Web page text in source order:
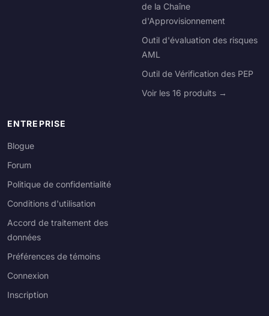
de la Chaîne
d'Approvisionnement
Outil d'évaluation des risques
AML
Outil de Vérification des PEP
Voir les 16 produits →
ENTREPRISE
Blogue
Forum
Politique de confidentialité
Conditions d'utilisation
Accord de traitement des
données
Préférences de témoins
Connexion
Inscription